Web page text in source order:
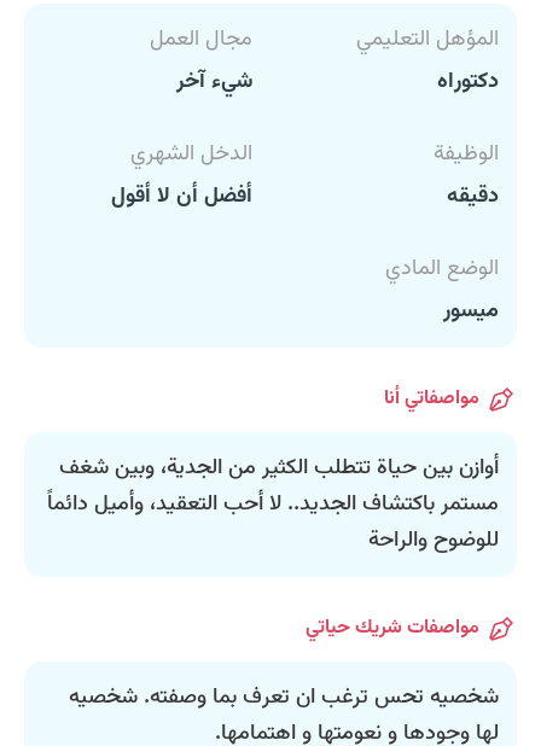
المؤهل التعليمي
دكتوراه
مجال العمل
شيء آخر
الوظيفة
دقيقه
الدخل الشهري
أفضل أن لا أقول
الوضع المادي
ميسور
مواصفاتي أنا
أوازن بين حياة تتطلب الكثير من الجدية، وبين شغف
مستمر باكتشاف الجديد.. لا أحب التعقيد، وأميل دائماً
للوضوح والراحة
مواصفات شريك حياتي
شخصيه تحس ترغب ان تعرف بما وصفته. شخصيه
لها وجودها و نعومتها و اهتمامها.